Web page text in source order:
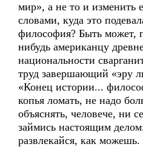
мир», а не то и изменить
словами, куда это
философия? Быть может,
нибудь американцу
национальности
труд завершающий «эру
«Конец истории...
копья ломать, не надо
объяснять, человече, ни
займись настоящим
развлекайся, как можешь.